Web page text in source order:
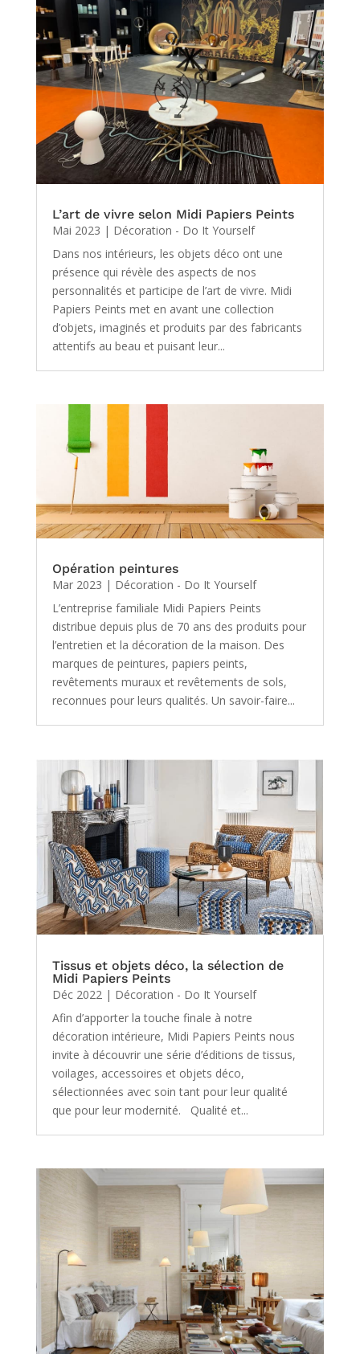
L’art de vivre selon Midi Papiers Peints
Mai 2023 | Décoration - Do It Yourself
Dans nos intérieurs, les objets déco ont une
présence qui révèle des aspects de nos
personnalités et participe de l’art de vivre. Midi
Papiers Peints met en avant une collection
d’objets, imaginés et produits par des fabricants
attentifs au beau et puisant leur...
Opération peintures
Mar 2023 | Décoration - Do It Yourself
L’entreprise familiale Midi Papiers Peints
distribue depuis plus de 70 ans des produits pour
l’entretien et la décoration de la maison. Des
marques de peintures, papiers peints,
revêtements muraux et revêtements de sols,
reconnues pour leurs qualités. Un savoir-faire...
Tissus et objets déco, la sélection de
Midi Papiers Peints
Déc 2022 | Décoration - Do It Yourself
Afin d’apporter la touche finale à notre
décoration intérieure, Midi Papiers Peints nous
invite à découvrir une série d’éditions de tissus,
voilages, accessoires et objets déco,
sélectionnées avec soin tant pour leur qualité
que pour leur modernité. Qualité et...